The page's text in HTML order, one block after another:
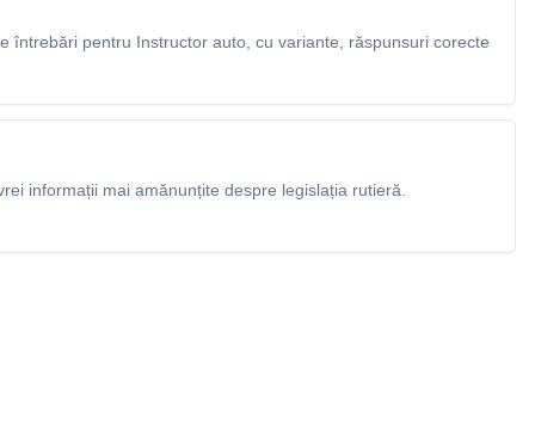
întrebări pentru Instructor auto, cu variante, răspunsuri corecte
informații mai amănunțite despre legislația rutieră.